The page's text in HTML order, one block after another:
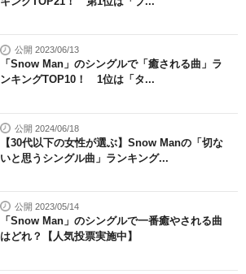
公開 2023/06/13
「Snow Man」のシングルで「癒される曲」ラ
ンキングTOP10！ 1位は「タ...
公開 2024/06/18
【30代以下の女性が選ぶ】Snow Manの「切な
いと思うシングル曲」ランキング...
公開 2023/05/14
「Snow Man」のシングルで一番癒やされる曲
はどれ？【人気投票実施中】